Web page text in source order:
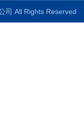
公司 All Rights